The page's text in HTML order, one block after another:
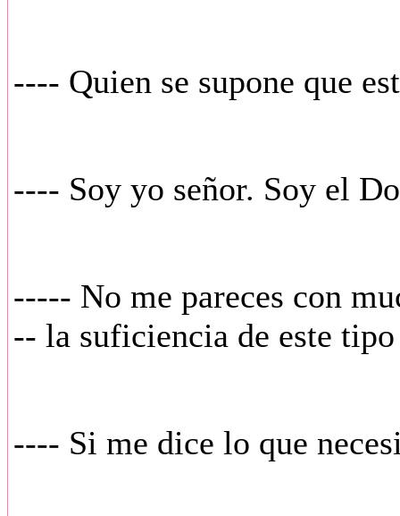
---- Quien se supone que
---- Soy yo señor. Soy el
----- No me pareces con
-- la suficiencia de este
---- Si me dice lo que